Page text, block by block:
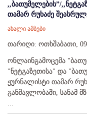
,,ბათუმელების”/
თამარ რუხაძე
ახალი ამბები
თარიღი: ოთხშაბათი,
ონლაინგამოცემა
"ნეტგაზეთისა" და
ჟურნალისტი თამარ
განმავლობაში, სანამ
...